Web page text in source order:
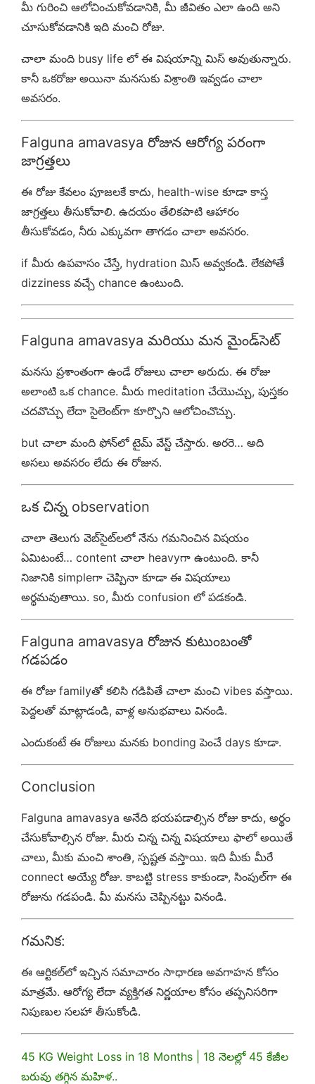
మీ గురించి ఆలోచించుకోవడానికి, మీ జీవితం ఎలా ఉంది అని
చూసుకోవడానికి ఇది మంచి రోజు.
చాలా మంది busy life లో ఈ విషయాన్ని మిస్ అవుతున్నారు.
కానీ ఒకరోజు అయినా మనసుకు విశ్రాంతి ఇవ్వడం చాలా
అవసరం.
Falguna amavasya రోజున ఆరోగ్య పరంగా
జాగ్రత్తలు
ఈ రోజు కేవలం పూజలకే కాదు, health-wise కూడా కాస్త
జాగ్రత్తలు తీసుకోవాలి. ఉదయం తేలికపాటి ఆహారం
తీసుకోవడం, నీరు ఎక్కువగా తాగడం చాలా అవసరం.
if మీరు ఉపవాసం చేస్తే, hydration మిస్ అవ్వకండి. లేకపోతే
dizziness వచ్చే chance ఉంటుంది.
Falguna amavasya మరియు మన మైండ్‌సెట్
మనసు ప్రశాంతంగా ఉండే రోజులు చాలా అరుదు. ఈ రోజు
అలాంటి ఒక chance. మీరు meditation చేయొచ్చు, పుస్తకం
చదవొచ్చు లేదా సైలెంట్‌గా కూర్చొని ఆలోచించొచ్చు.
but చాలా మంది ఫోన్‌లో టైమ్ వేస్ట్ చేస్తారు. అరరె… అది
అసలు అవసరం లేదు ఈ రోజున.
ఒక చిన్న observation
చాలా తెలుగు వెబ్‌సైట్‌లలో నేను గమనించిన విషయం
ఏమిటంటే… content చాలా heavyగా ఉంటుంది. కానీ
నిజానికి simpleగా చెప్పినా కూడా ఈ విషయాలు
అర్థమవుతాయి. so, మీరు confusion లో పడకండి.
Falguna amavasya రోజున కుటుంబంతో
గడపడం
ఈ రోజు familyతో కలిసి గడిపితే చాలా మంచి vibes వస్తాయి.
పెద్దలతో మాట్లాడండి, వాళ్ల అనుభవాలు వినండి.
ఎందుకంటే ఈ రోజులు మనకు bonding పెంచే days కూడా.
Conclusion
Falguna amavasya అనేది భయపడాల్సిన రోజు కాదు, అర్థం
చేసుకోవాల్సిన రోజు. మీరు చిన్న చిన్న విషయాలు ఫాలో అయితే
చాలు, మీకు మంచి శాంతి, స్పష్టత వస్తాయి. ఇది మీకు మీరే
connect అయ్యే రోజు. కాబట్టి stress కాకుండా, సింపుల్‌గా ఈ
రోజును గడపండి. మీ మనసు చెప్పినట్టు వినండి.
గమనిక:
ఈ ఆర్టికల్‌లో ఇచ్చిన సమాచారం సాధారణ అవగాహన కోసం
మాత్రమే. ఆరోగ్య లేదా వ్యక్తిగత నిర్ణయాల కోసం తప్పనిసరిగా
నిపుణుల సలహా తీసుకోండి.
45 KG Weight Loss in 18 Months | 18 నెలల్లో 45 కేజీల
బరువు తగ్గిన మహిళ..